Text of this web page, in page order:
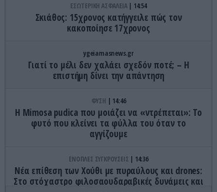
ΕΣΩΤΕΡΙΚΗ ΑΣΦΑΛΕΙΑ 14:54
Σκιάθος: 15χρονος κατήγγειλε πώς τον
κακοποίησε 17χρονος
ygeiamasnews.gr
Γιατί το μέλι δεν χαλάει σχεδόν ποτέ; – Η
επιστήμη δίνει την απάντηση
ΦΥΣΗ 14:46
Η Mimosa pudica που μοιάζει να «ντρέπεται»: Το
φυτό που κλείνει τα φύλλα του όταν το
αγγίζουμε
ΕΝΟΠΛΕΣ ΣΥΓΚΡΟΥΣΕΙΣ 14:36
Νέα επίθεση των Χούθι με πυραύλους και drones:
Στο στόχαστρο φιλοσαουδαραβικές δυνάμεις και